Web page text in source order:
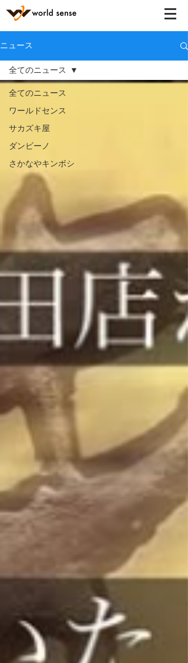
ニュース
全てのニュース
ワールドセンス
サカズキ屋
ダンビーノ
さかなやキンボシ
全てのニュース